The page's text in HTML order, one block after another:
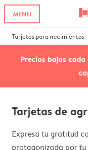
MENU
Tarjetas para nacimientos
Precios bajos
Tarjetas de
Expresa tu gratitud
protagonizada por tu